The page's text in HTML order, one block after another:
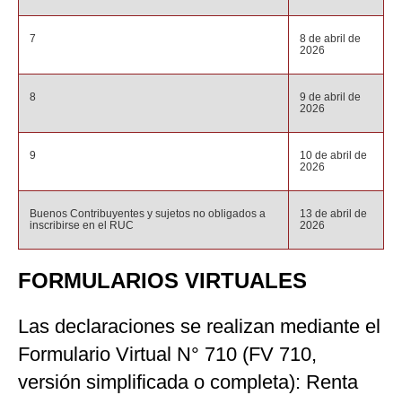
7
8 de abril de
2026
8
9 de abril de
2026
9
10 de abril de
2026
Buenos Contribuyentes y sujetos no obligados a
inscribirse en el RUC
13 de abril de
2026
FORMULARIOS VIRTUALES
Las declaraciones se realizan mediante el
Formulario Virtual N° 710 (FV 710,
versión simplificada o completa): Renta